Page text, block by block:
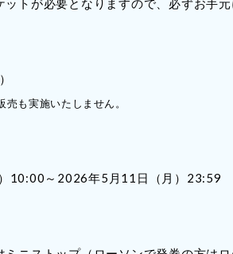
トが必要となりますので、必ずお手元
も実施いたしません。
10:00～2026年5月11日（月）23:59